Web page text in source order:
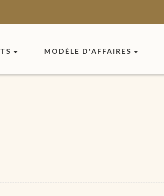
MODÈLE D'AFFAIRES